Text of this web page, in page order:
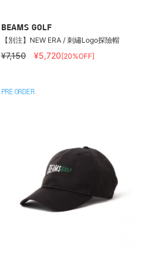
BEAMS GOLF
【別注】NEW ERA / 刺繡Logo探險帽
¥7,150 ¥5,720[20%OFF]
PRE ORDER